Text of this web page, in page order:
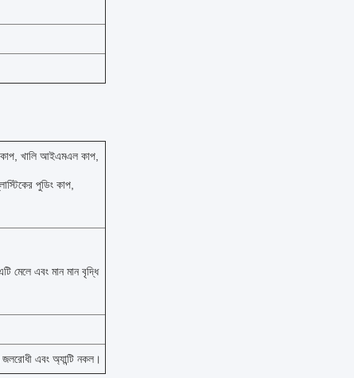
খালি আইএমএল কাপ,
পুডিং কাপ,
মেলে এবং মান মান বৃদ্ধি
এবং অ্যান্টি নকল।